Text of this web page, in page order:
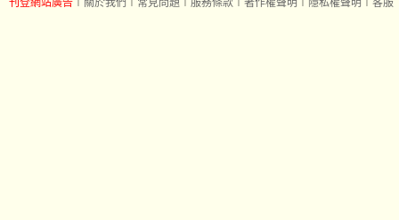
刊登網站廣告 關於我們 常見問題 服務條款 著作權聲明 隱私權聲明 客服